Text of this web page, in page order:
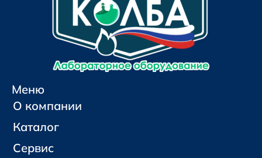
Меню
О компании
Каталог
Сервис